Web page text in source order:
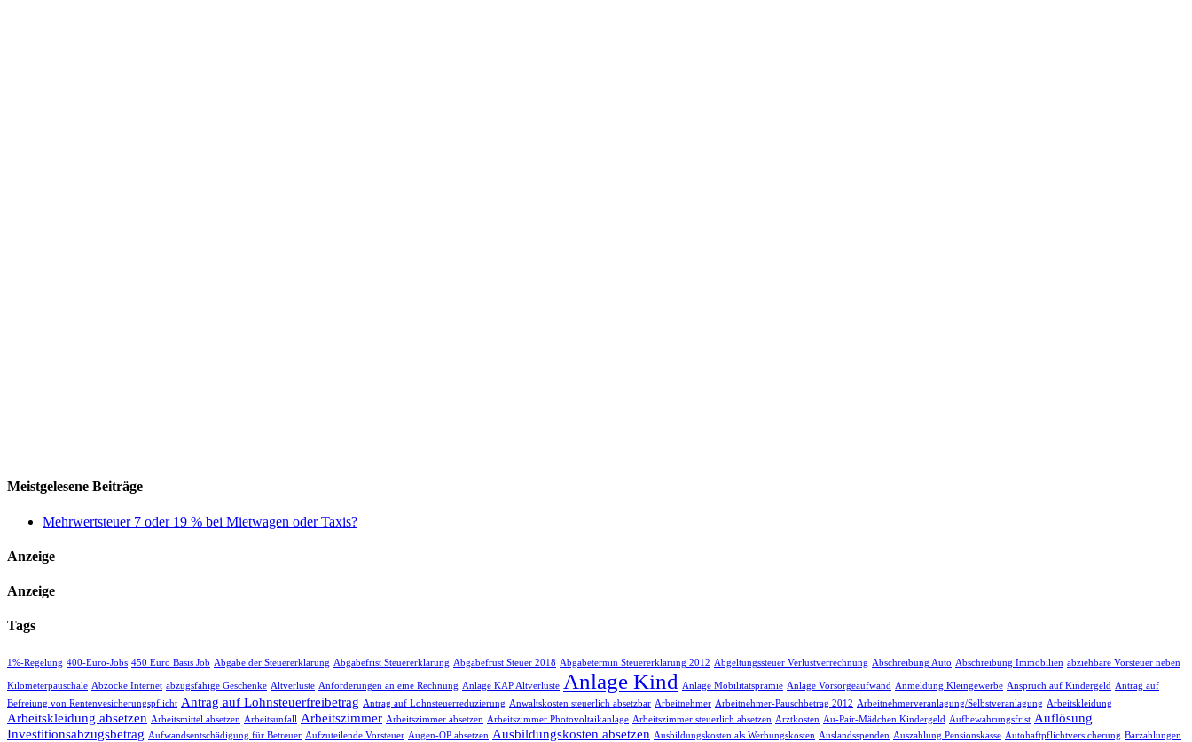
Meistgelesene Beiträge
Mehrwertsteuer 7 oder 19 % bei Mietwagen oder Taxis?
Anzeige
Anzeige
Tags
1%-Regelung 400-Euro-Jobs 450 Euro Basis Job Abgabe der Steuererklärung Abgabefrist Steuererklärung Abgabefrust Steuer 2018 Abgabetermin Steuererklärung 2012 Abgeltungssteuer Verlustverrechnung Abschreibung Auto Abschreibung Immobilien abziehbare Vorsteuer neben
Kilometerpauschale Abzocke Internet abzugsfähige Geschenke Altverluste Anforderungen an eine Rechnung Anlage KAP Altverluste Anlage Kind Anlage Mobilitätsprämie Anlage Vorsorgeaufwand Anmeldung Kleingewerbe Anspruch auf Kindergeld
Antrag auf
Befreiung von Rentenvesicherungspflicht Antrag auf Lohnsteuerfreibetrag Antrag auf Lohnsteuerreduzierung Anwaltskosten steuerlich absetzbar Arbeitnehmer Arbeitnehmer-Pauschbetrag 2012 Arbeitnehmerveranlagung/Selbstveranlagung Arbeitskleidung
Arbeitskleidung absetzen Arbeitsmittel absetzen Arbeitsunfall Arbeitszimmer Arbeitszimmer absetzen Arbeitszimmer Photovoltaikanlage Arbeitszimmer steuerlich absetzen Arztkosten Au-Pair-Mädchen Kindergeld Aufbewahrungsfrist Auflösung
Investitionsabzugsbetrag Aufwandsentschädigung für Betreuer Aufzuteilende Vorsteuer Augen-OP absetzen Ausbildungskosten absetzen Ausbildungskosten als Werbungskosten Auslandsspenden Auszahlung Pensionskasse Autohaftpflichtversicherung Barzahlungen